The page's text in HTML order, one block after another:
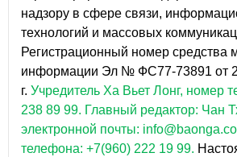
надзору в сфере связи,
технологий и массовых
Регистрационный номер средства
информации Эл № ФС77-73891 от
г. Учредитель Ха Вьет Лонг, номер
238 89 99. Главный редактор: Чан
электронной почты:
телефона: +7(960) 222 19 99.